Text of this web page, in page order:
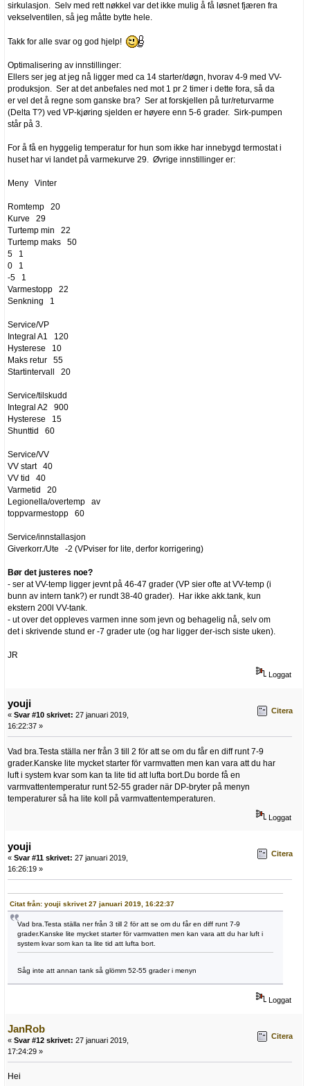
sirkulasjon. Selv med rett nøkkel var det ikke mulig å få løsnet fjæren fra
vekselventilen, så jeg måtte bytte hele.
Takk for alle svar og god hjelp!
Optimalisering av innstillinger:
Ellers ser jeg at jeg nå ligger med ca 14 starter/døgn, hvorav 4-9 med VV-
produksjon. Ser at det anbefales ned mot 1 pr 2 timer i dette fora, så da
er vel det å regne som ganske bra? Ser at forskjellen på tur/returvarme
(Delta T?) ved VP-kjøring sjelden er høyere enn 5-6 grader. Sirk-pumpen
står på 3.
For å få en hyggelig temperatur for hun som ikke har innebygd termostat i
huset har vi landet på varmekurve 29. Øvrige innstillinger er:
Meny Vinter
Romtemp 20
Kurve 29
Turtemp min 22
Turtemp maks 50
5 1
0 1
-5 1
Varmestopp 22
Senkning 1
Service/VP
Integral A1 120
Hysterese 10
Maks retur 55
Startintervall 20
Service/tilskudd
Integral A2 900
Hysterese 15
Shunttid 60
Service/VV
VV start 40
VV tid 40
Varmetid 20
Legionella/overtemp av
toppvarmestopp 60
Service/innstallasjon
Giverkorr./Ute -2 (VPviser for lite, derfor korrigering)
Bør det justeres noe?
- ser at VV-temp ligger jevnt på 46-47 grader (VP sier ofte at VV-temp (i
bunn av intern tank?) er rundt 38-40 grader). Har ikke akk.tank, kun
ekstern 200l VV-tank.
- ut over det oppleves varmen inne som jevn og behagelig nå, selv om
det i skrivende stund er -7 grader ute (og har ligger der-isch siste uken).
JR
Loggat
youji
« Svar #10 skrivet: 27 januari 2019,
16:22:37 »
Citera
Vad bra.Testa ställa ner från 3 till 2 för att se om du får en diff runt 7-9
grader.Kanske lite mycket starter för varmvatten men kan vara att du har
luft i system kvar som kan ta lite tid att lufta bort.Du borde få en
varmvattentemperatur runt 52-55 grader när DP-bryter på menyn
temperaturer så ha lite koll på varmvattentemperaturen.
Loggat
youji
« Svar #11 skrivet: 27 januari 2019,
16:26:19 »
Citera
Citat från: youji skrivet 27 januari 2019, 16:22:37
Vad bra.Testa ställa ner från 3 till 2 för att se om du får en diff runt 7-9
grader.Kanske lite mycket starter för varmvatten men kan vara att du har luft i
system kvar som kan ta lite tid att lufta bort.
Såg inte att annan tank så glömm 52-55 grader i menyn
Loggat
JanRob
« Svar #12 skrivet: 27 januari 2019,
17:24:29 »
Citera
Hei